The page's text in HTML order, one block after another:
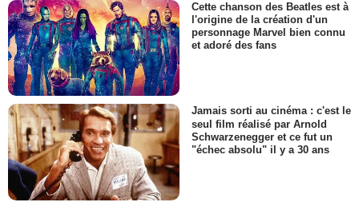
Cette chanson des Beatles est à
l'origine de la création d'un
personnage Marvel bien connu
et adoré des fans
Jamais sorti au cinéma : c'est le
seul film réalisé par Arnold
Schwarzenegger et ce fut un
"échec absolu" il y a 30 ans